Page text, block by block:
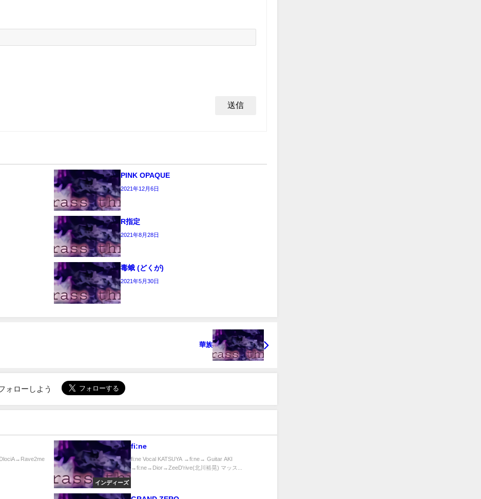
PINK OPAQUE
2021年12月6日
R指定
2021年8月28日
毒蛾 (どくが)
2021年5月30日
華族
ォローしよう
インディーズ
fi:ne
fi:ne Vocal KATSUYA →fi:ne→ Guitar AKI
→fi:ne→Dior→ZeeD'rive(北川裕晃) マッス...